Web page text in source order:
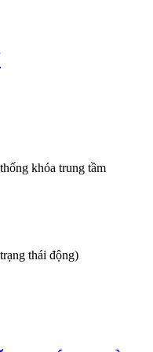
khóa trung tầm
thái động)